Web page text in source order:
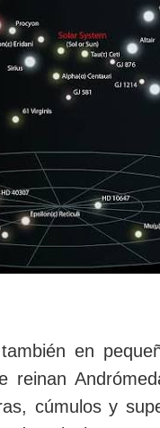
en
reinan
cúmulos y